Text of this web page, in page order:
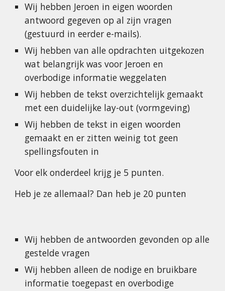
Wij hebben Jeroen in eigen woorden
antwoord gegeven op al zijn vragen
(gestuurd in eerder e-mails).
Wij hebben van alle opdrachten uitgekozen
wat belangrijk was voor Jeroen en
overbodige informatie weggelaten
Wij hebben de tekst overzichtelijk gemaakt
met een duidelijke lay-out (vormgeving)
Wij hebben de tekst in eigen woorden
gemaakt en er zitten weinig tot geen
spellingsfouten in
Voor elk onderdeel krijg je 5 punten.
Heb je ze allemaal? Dan heb je 20 punten
Wij hebben de antwoorden gevonden op alle
gestelde vragen
Wij hebben alleen de nodige en bruikbare
informatie toegepast en overbodige